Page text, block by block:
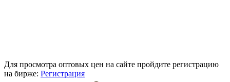
Для просмотра оптовых цен на сайте пройдите регистрацию
на бирже: Регистрация